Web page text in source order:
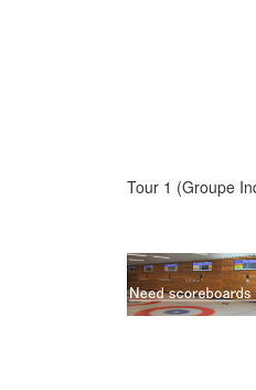
Tour 1 (Groupe